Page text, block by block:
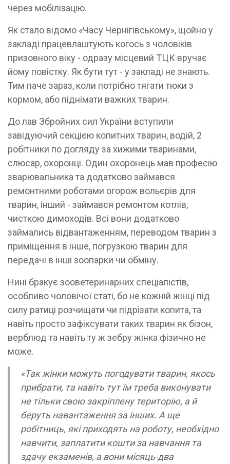
через мобілізацію.
Як стало відомо «Часу Чернігівському», щойно у
закладі працевлаштують когось з чоловіків
призовного віку - одразу місцевий ТЦК вручає
йому повістку. Як бути тут - у закладі не знають.
Тим паче зараз, коли потрібно тягати тюки з
кормом, або піднімати важких тварин.
До лав Збройних сил України вступили
завідуючий секцією копитних тварин, водій, 2
робітники по догляду за хижими тваринами,
слюсар, охоронці. Один охоронець мав професію
зварювальника та додатково займався
ремонтними роботами огорож вольєрів для
тварин, інший - займався ремонтом котлів,
чисткою димоходів. Всі вони додатково
займались відвантаженням, переводом тварин з
приміщення в інше, погрузкою тварин для
передачі в інші зоопарки чи обміну.
Нині бракує зооветеринарних спеціалістів,
особливо чоловічої статі, бо не кожній жінці під
силу ратиці розчищати чи підрізати копита, та
навіть просто зафіксувати таких тварин як бізон,
верблюд та навіть ту ж зебру жінка фізично не
може.
«Так жінки можуть погодувати тварин, якось
прибрати, та навіть тут їм треба виконувати
не тільки свою закріплену територію, а й
беруть навантаження за інших. А ще
робітниць, які приходять на роботу, необхідно
навчити, заплатити кошти за навчання та
здачу екзаменів, а вони місяць-два